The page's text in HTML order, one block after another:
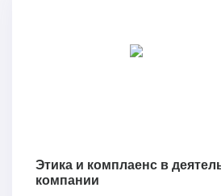
Этика и комплаенс в
компании